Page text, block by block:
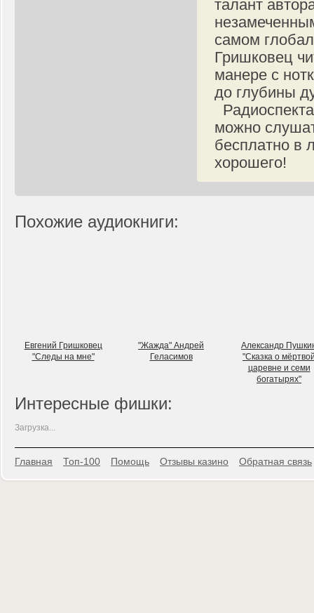
талант
самом
Гришковец
манере с
до глубины
можно
бесплатно в
хорошего!
Похожие аудиокниги:
Евгений Гришковец
"Следы на мне"
"Жажда" Андрей
Геласимов
Александр
"Сказка о
царевне и семи
богатырях"
Интересные фишки:
Загрузка...
Главная Топ-100 Помощь Отзывы казино Обратная связь